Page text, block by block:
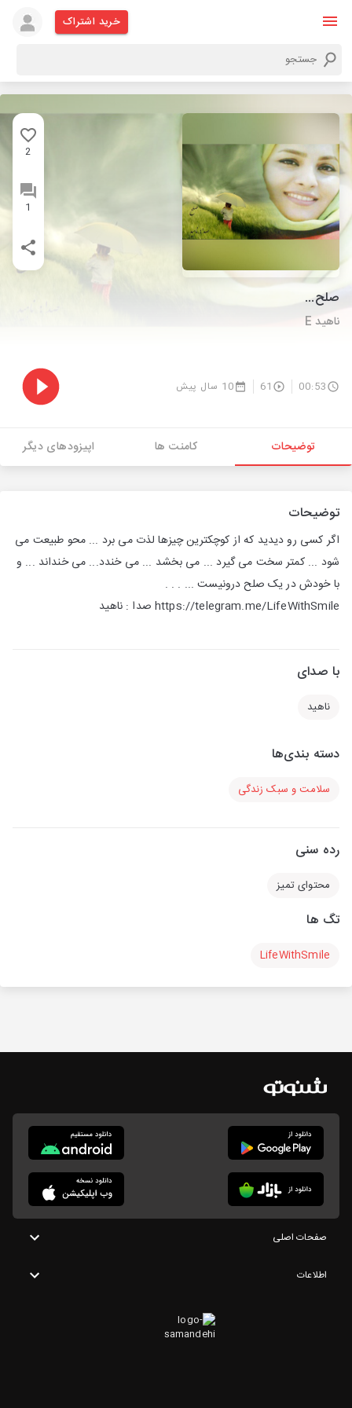
خرید اشتراک
2
1
صلح...
ناهید E
00:53
61 10 سال پیش
توضیحات کامنت ها اپیزودهای دیگر
توضیحات
اگر کسی رو دیدید که از کوچکترین چیزها لذت می برد ... محو طبیعت می
شود ... کمتر سخت می گیرد ... می بخشد ... می خندد... می خنداند ... و
با خودش در یک صلح درونیست ... . . .
https://telegram.me/LifeWithSmile صدا : ناهید
با صدای
ناهید
دسته بندی‌ها
سلامت و سبک زندگی
رده سنی
محتوای تمیز
تگ ها
LifeWithSmile
صفحات اصلی
اطلاعات